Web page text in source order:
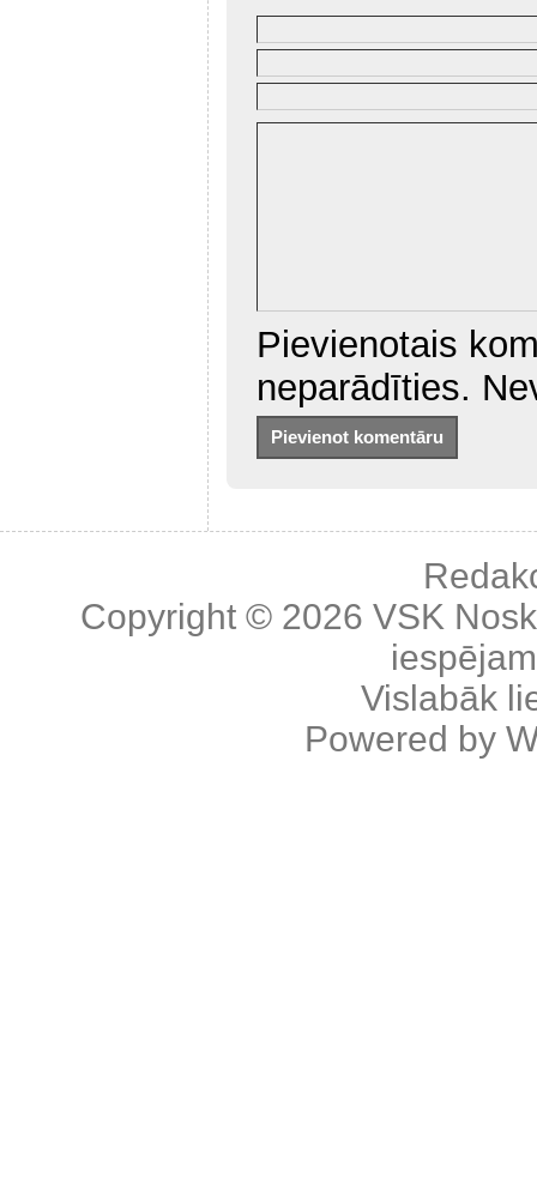
Pievienotais
neparādīties.
Copyright © 2026 VSK
Vislabāk
Powered by